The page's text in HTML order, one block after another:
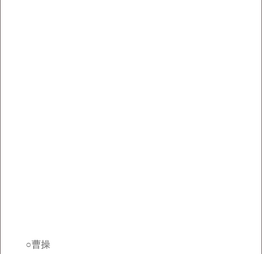
○曹操